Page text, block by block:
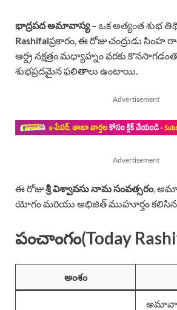
భాద్రపద అమావాస్య– ఒక అత్యంత శుభ
Rashifalప్రకారం, ఈ రోజు చంద్రుడు సింహ
ఆర్ద్ర నక్షత్రం మధ్యాహ్నం వరకు
శుభప్రదమైన ఫలితాలు ఉంటాయి.
Advertisement
Advertisement
ఈ రోజుశ్రీ విశ్వావసు నామ సంవత్సరం,
యోగం మరియు అభిజిత్ ముహూర్తం కలిసిన
పంచాంగం(Today
అంశం